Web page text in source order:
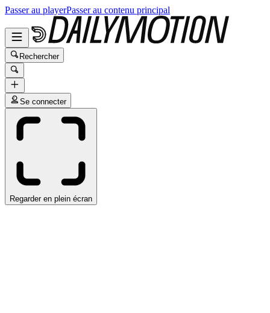
Passer au playerPasser au contenu principal
Rechercher
Se connecter
Regarder en plein écran